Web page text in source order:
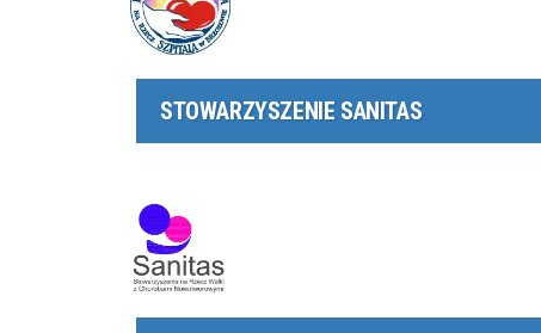
STOWARZYSZENIE SANITAS